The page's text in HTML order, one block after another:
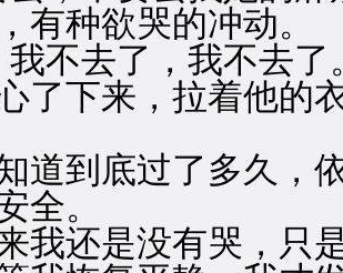
有种欲哭的冲动。
去了，我不去了
下来，拉着他的衣
到底过了多久，依
全。
还是没有哭，只是